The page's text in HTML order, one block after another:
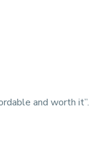
and worth it”.